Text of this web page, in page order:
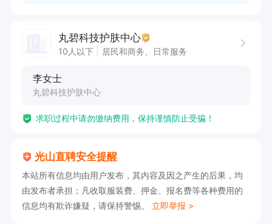
丸碧科技护肤中心
10人以下 居民和商务、日常服务
李女士
丸碧科技护肤中心
求职过程中请勿缴纳费用，保持谨慎防止受骗！
光山直聘安全提醒
本站所有信息均由用户发布，其内容及因之产生的后果，均
由发布者承担；凡收取服装费、押金、报名费等各种费用的
信息均有欺诈嫌疑，请保持警惕。 立即举报 >